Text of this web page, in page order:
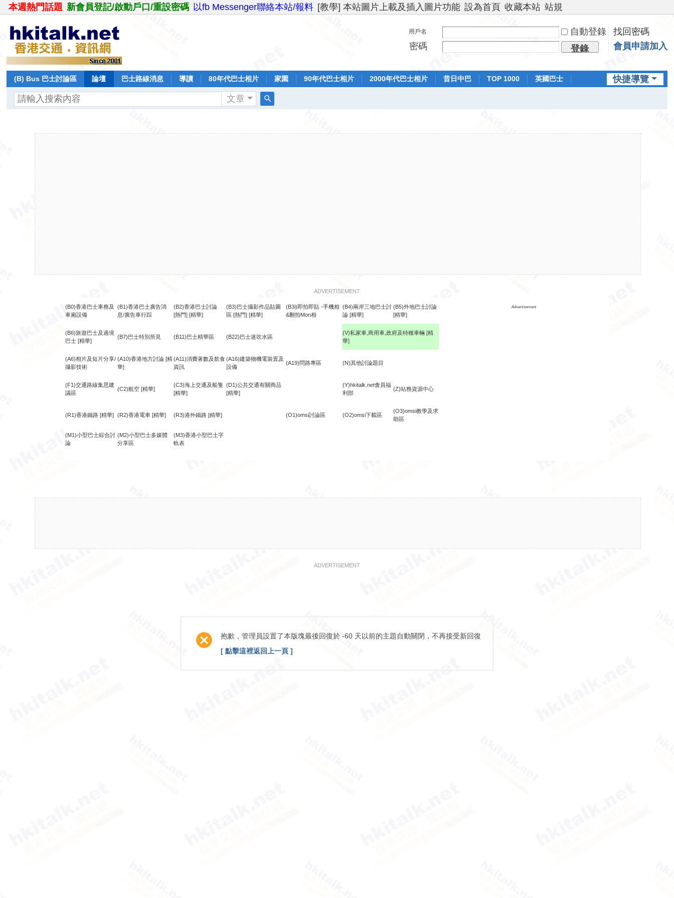
本週熱門話題 新會員登記/啟動戶口/重設密碼 以fb Messenger聯絡本站/報料 [教學] 本站圖片上載及插入圖片功能 設為首頁 收藏本站 站規
用戶名 自動登錄
找回密碼
密碼
登錄 會員申請加入
快捷導覽
(B) Bus 巴士討論區 論壇 巴士路線消息 導讀 80年代巴士相片 家園 90年代巴士相片 2000年代巴士相片 昔日中巴 TOP 1000
英國巴士
文章
ADVERTISEMENT
(B0)香港巴士車務及
車廂設備
(B1)香港巴士廣告消
息/廣告車行踪
(B2)香港巴士討論
[熱門] [精華]
(B3)巴士攝影作品貼圖
區 [熱門] [精華]
(B3i)即拍即貼 -手機相
&翻拍Mon相
(B4)兩岸三地巴士討
論 [精華]
(B5)外地巴士討論
[精華]
Advertisement
(B6)旅遊巴士及過境
巴士 [精華]
(B7)巴士特別所見 (B11)巴士精華區 (B22)巴士迷吹水區
(V)私家車,商用車,政府及特種車輛 [精
華]
(A6)相片及短片分享/
攝影技術
(A10)香港地方討論 [精
華]
(A11)消費著數及飲食
資訊
(A16)建築物機電裝置及
設備
(A19)問路專區 (N)其他討論題目
(F1)交通路線集思建
議區
(C2)航空 [精華]
(C3)海上交通及船隻
[精華]
(D1)公共交通有關商品
[精華]
(Y)hkitalk.net會員福
利部
(Z)站務資源中心
(R1)香港鐵路 [精華] (R2)香港電車 [精華] (R3)港外鐵路 [精華] (O1)omsi討論區 (O2)omsi下載區
(O3)omsi教學及求
助區
(M1)小型巴士綜合討
論
(M2)小型巴士多媒體
分享區
(M3)香港小型巴士字
軌表
ADVERTISEMENT
抱歉，管理員設置了本版塊最後回復於 -60 天以前的主題自動關閉，不再接受新回復
[ 點擊這裡返回上一頁 ]